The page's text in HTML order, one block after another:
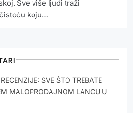
Sve više ljudi traži
koju…
SVE ŠTO TREBATE
MALOPRODAJNOM LANCU U